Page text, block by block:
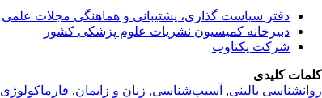
دفتر سیاست گذاری، پشتیبانی و هماهنگی مجلات علمی
دبیرخانه کمیسیون نشریات علوم پزشکی کشور
شرکت یکتاوب
کلمات کلیدی
روانشناسی بالینی, آسیب‌شناسی, زنان و زایمان, فارماکولوژی